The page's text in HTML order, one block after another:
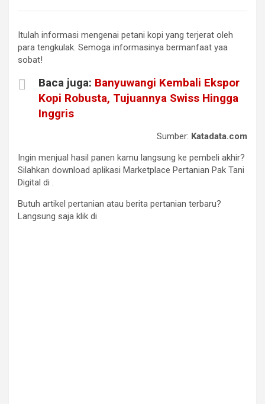
Itulah informasi mengenai petani kopi yang terjerat oleh
para tengkulak. Semoga informasinya bermanfaat yaa
sobat!
Baca juga: Banyuwangi Kembali Ekspor
Kopi Robusta, Tujuannya Swiss Hingga
Inggris
Sumber: Katadata.com
Ingin menjual hasil panen kamu langsung ke pembeli akhir?
Silahkan download aplikasi Marketplace Pertanian Pak Tani
Digital di .
Butuh artikel pertanian atau berita pertanian terbaru?
Langsung saja klik di